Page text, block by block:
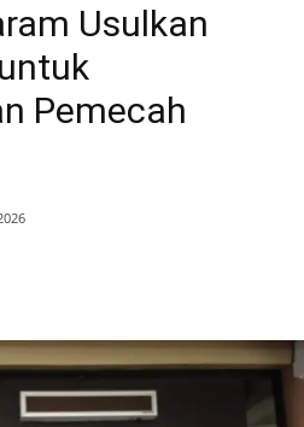
Usulkan
Pemecah